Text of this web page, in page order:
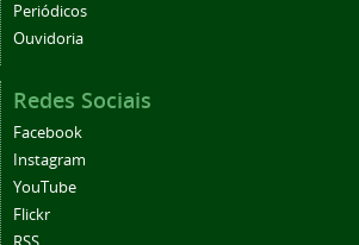
Periódicos
Ouvidoria
Redes Sociais
Facebook
Instagram
YouTube
Flickr